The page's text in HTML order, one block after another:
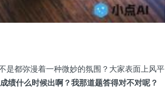
是都弥漫着一种微妙的氛围？大家表面上风平
绩什么时候出啊？我那道题答得对不对呢？